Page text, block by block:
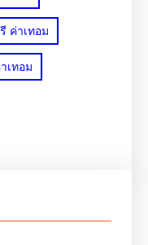
ค่าเทอม
เทอม